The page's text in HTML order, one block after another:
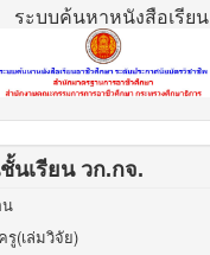
ระบบค้นหาหนังสือเรียน
นเรียน วก.กจ.
น
รู(เล่มวิจัย)